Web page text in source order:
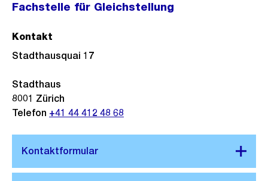
Fachstelle für Gleichstellung
Kontakt
Stadthausquai 17
Stadthaus
8001 Zürich
Telefon +41 44 412 48 68